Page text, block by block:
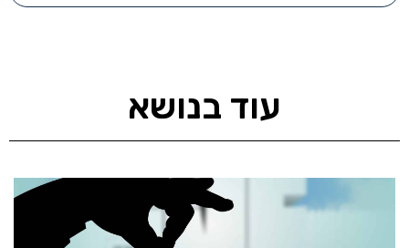
עוד בנושא